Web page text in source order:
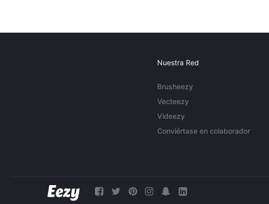
Nuestra Red
Brusheezy
Vecteezy
Videezy
Conviértase en colaborador